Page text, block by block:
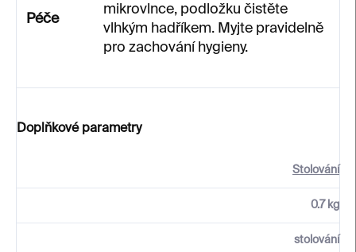
Péče
mikrovlnce, podložku čistěte
vlhkým hadříkem. Myjte pravidelně
pro zachování hygieny.
Doplňkové parametry
Stolování
0.7 kg
stolování